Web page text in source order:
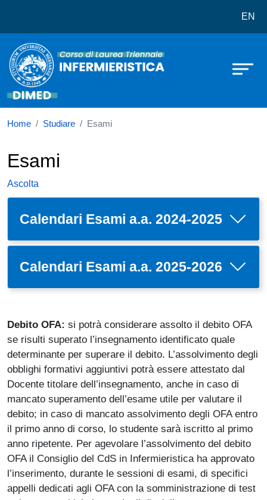
Corso di laurea in InfermieristicaEN
Home Studiare Esami
Esami
Ascolta
Calendari Esami a.a. 2024-2025
Calendari Esami a.a. 2025-2026
Debito OFA: si potrà considerare assolto il debito OFA
se risulti superato l’insegnamento identificato quale
determinante per superare il debito. L’assolvimento degli
obblighi formativi aggiuntivi potrà essere attestato dal
Docente titolare dell’insegnamento, anche in caso di
mancato superamento dell’esame utile per valutare il
debito; in caso di mancato assolvimento degli OFA entro
il primo anno di corso, lo studente sarà iscritto al primo
anno ripetente. Per agevolare l’assolvimento del debito
OFA il Consiglio del CdS in Infermieristica ha approvato
l’inserimento, durante le sessioni di esami, di specifici
appelli dedicati agli OFA con la somministrazione di test